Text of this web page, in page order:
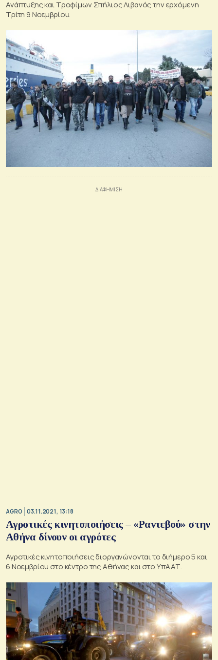
Ανάπτυξης και Τροφίμων Σπήλιος Λιβανός την ερχόμενη
Τρίτη 9 Νοεμβρίου.
AGRO 03.11.2021, 13:18
Αγροτικές κινητοποιήσεις – «Ραντεβού» στην
Αθήνα δίνουν οι αγρότες
Αγροτικές κινητοποιήσεις διοργανώνονται το διήμερο 5 και
6 Νοεμβρίου στο κέντρο της Αθήνας και στο ΥπΑΑΤ.